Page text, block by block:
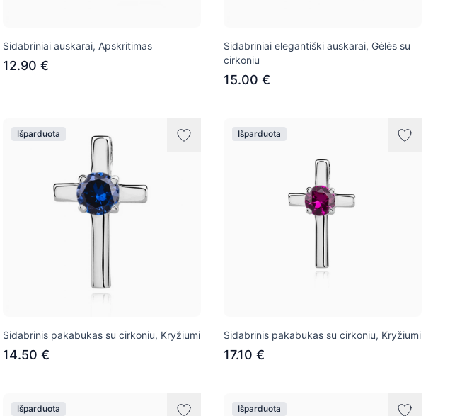
Sidabriniai auskarai, Apskritimas
12.90 €
Sidabriniai elegantiški auskarai, Gėlės su
cirkoniu
15.00 €
Išparduota
Sidabrinis pakabukas su cirkoniu, Kryžiumi
14.50 €
Išparduota
Sidabrinis pakabukas su cirkoniu, Kryžiumi
17.10 €
Išparduota Išparduota